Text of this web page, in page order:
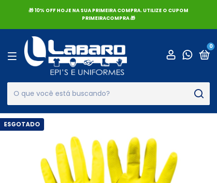
🎁 10% OFF HOJE NA SUA PRIMEIRA COMPRA. UTILIZE O CUPOM
PRIMEIRACOMPRA 🎁
0
ESGOTADO